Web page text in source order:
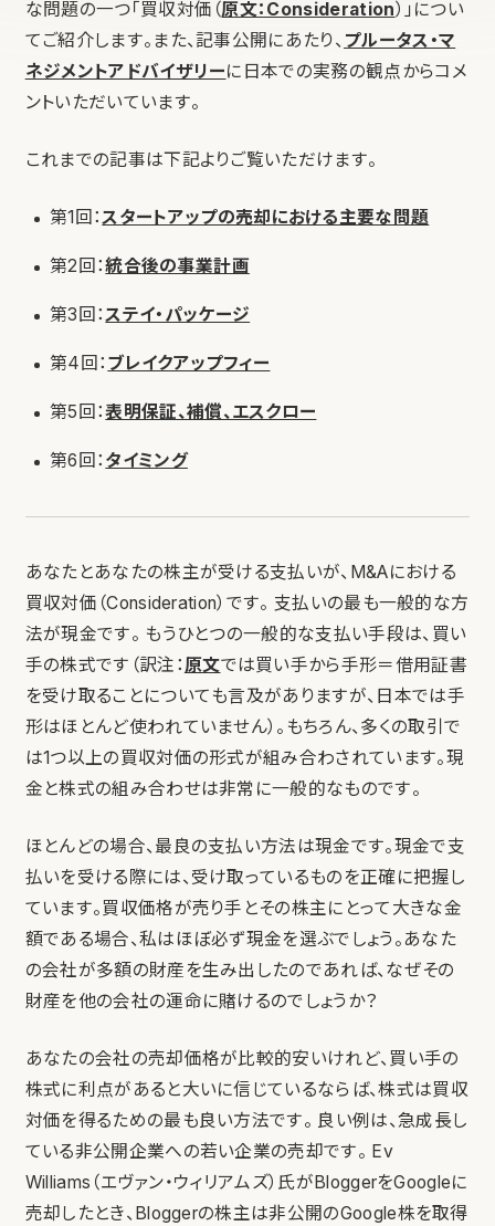
な問題の一つ「買収対価（原文：Consideration）」につい
てご紹介します。また、記事公開にあたり、 プルータス・マ
ネジメントアドバイザリーに日本での実務の観点からコメ
ントいただいています。
これまでの記事は下記よりご覧いただけます。
第1回： スタートアップの売却における主要な問題
第2回：統合後の事業計画
第3回： ステイ・パッケージ
第4回： ブレイクアップフィー
第5回：表明保証、補償、エスクロー
第6回： タイミング
あなたとあなたの株主が受ける支払いが、M&Aにおける
買収対価（Consideration）です。 支払いの最も一般的な方
法が現金です。 もうひとつの一般的な支払い手段は、買い
手の株式です （訳注： 原文では買い手から手形＝借用証書
を受け取ることについても言及がありますが、日本では手
形はほとんど使われていません） 。もちろん、多くの取引で
は1つ以上の買収対価の形式が組み合わされています。現
金と株式の組み合わせは非常に一般的なものです。
ほとんどの場合、最良の支払い方法は現金です。現金で支
払いを受ける際には、受け取っているものを正確に把握し
ています。買収価格が売り手とその株主にとって大きな金
額である場合、私はほぼ必ず現金を選ぶでしょう。あなた
の会社が多額の財産を生み出したのであれば、なぜその
財産を他の会社の運命に賭けるのでしょうか？
あなたの会社の売却価格が比較的安いけれど、買い手の
株式に利点があると大いに信じているならば、株式は買収
対価を得るための最も良い方法です。 良い例は、急成長し
ている非公開企業への若い企業の売却です。 Ev
Williams（エヴァン・ウィリアムズ）氏がBloggerをGoogleに
売却したとき、Bloggerの株主は非公開のGoogle株を取得